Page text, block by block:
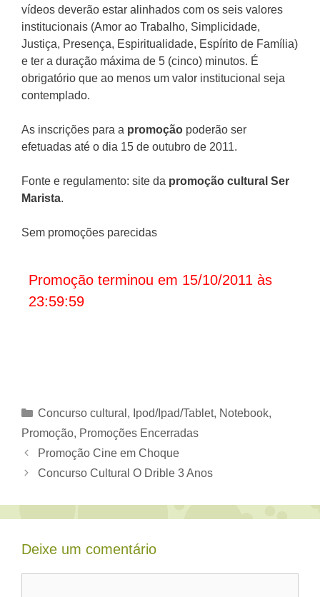
vídeos deverão estar alinhados com os seis valores
institucionais (Amor ao Trabalho, Simplicidade,
Justiça, Presença, Espiritualidade, Espírito de Família)
e ter a duração máxima de 5 (cinco) minutos. É
obrigatório que ao menos um valor institucional seja
contemplado.
As inscrições para a promoção poderão ser
efetuadas até o dia 15 de outubro de 2011.
Fonte e regulamento: site da promoção cultural Ser
Marista.
Sem promoções parecidas
Promoção terminou em 15/10/2011 às
23:59:59
Categorias
Concurso cultural , Ipod/Ipad/Tablet, Notebook,
Promoção, Promoções Encerradas
Promoção Cine em Choque
Concurso Cultural O Drible 3 Anos
Deixe um comentário